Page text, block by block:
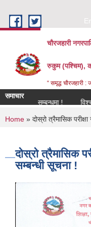
चौरजहारी
रुकुम (पश्चिम),
“ समृद्ध चौरजहारी :
समाचार
सम्बन्धमा !
विश्च
You are
Home » दोस्रो त्रैमासिक
दोस्रो त्रैमासिक
सम्बन्धी सूचना !